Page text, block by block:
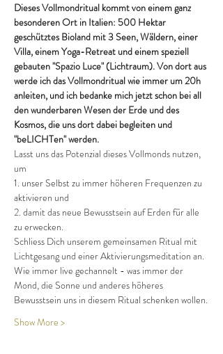
Dieses Vollmondritual kommt von einem ganz
besonderen Ort in Italien: 500 Hektar
geschütztes Bioland mit 3 Seen, Wäldern, einer
Villa, einem Yoga-Retreat und einem speziell
gebauten "Spazio Luce" (Lichtraum). Von dort aus
werde ich das Vollmondritual wie immer um 20h
anleiten, und ich bedanke mich jetzt schon bei all
den wunderbaren Wesen der Erde und des
Kosmos, die uns dort dabei begleiten und
"beLICHTen" werden.
Lasst uns das Potenzial dieses Vollmonds nutzen,
um
1. unser Selbst zu immer höheren Frequenzen zu
aktivieren und
2. damit das neue Bewusstsein auf Erden für alle
zu erwecken.
Schliess Dich unserem gemeinsamen Ritual mit
Lichtgesang und einer Aktivierungsmeditation an.
Wie immer live gechannelt - was immer der
Mond, die Sonne und anderes höheres
Bewusstsein uns in diesem Ritual schenken wollen.
Show More >